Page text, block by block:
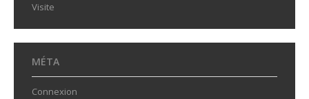
Visite
MÉTA
Connexion